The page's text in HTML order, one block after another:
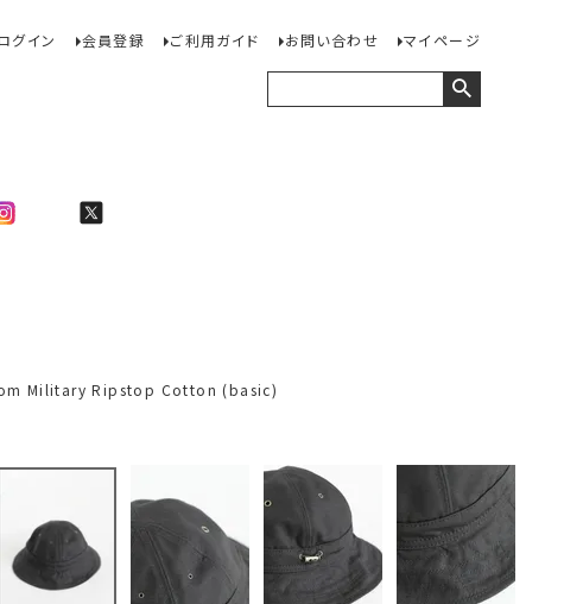
グイン 会員登録 ご利用ガイド お問い合わせ マイページ
Military Ripstop Cotton (basic)